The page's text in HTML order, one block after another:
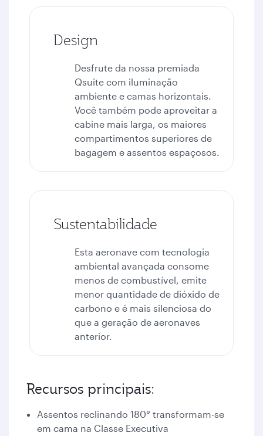
Design
Desfrute da nossa premiada
Qsuite com iluminação
ambiente e camas horizontais.
Você também pode aproveitar a
cabine mais larga, os maiores
compartimentos superiores de
bagagem e assentos espaçosos.
Sustentabilidade
Esta aeronave com tecnologia
ambiental avançada consome
menos de combustível, emite
menor quantidade de dióxido de
carbono e é mais silenciosa do
que a geração de aeronaves
anterior.
Recursos principais:
Assentos reclinando 180° transformam-se
em cama na Classe Executiva